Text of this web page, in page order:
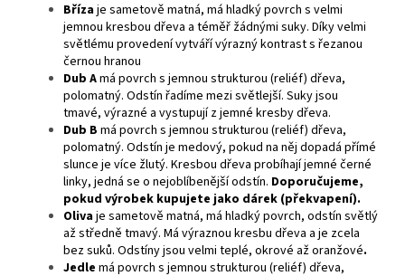
Břízaje sametově matná, má hladký povrch s velmi
jemnou kresbou dřeva a téměř žádnými suky. Díky velmi
světlému provedení vytváří výrazný kontrast s řezanou
černou hranou
Dub Amá povrch s jemnou strukturou (reliéf) dřeva,
polomatný. Odstín řadíme mezi světlejší. Suky jsou
tmavé, výrazné a vystupují z jemné kresby dřeva.
Dub B má povrch s jemnou strukturou (reliéf) dřeva,
polomatný. Odstín je medový, pokud na něj dopadá přímé
slunce je více žlutý. Kresbou dřeva probíhají jemné černé
linky, jedná se o nejoblíbenější odstín. Doporučujeme,
pokud výrobek kupujete jako dárek (překvapení).
Olivaje sametově matná, má hladký povrch, odstín světlý
až středně tmavý. Má výraznou kresbu dřeva a je zcela
bez suků. Odstíny jsou velmi teplé, okrové až oranžové.
Jedle má povrch s jemnou strukturou (reliéf) dřeva,